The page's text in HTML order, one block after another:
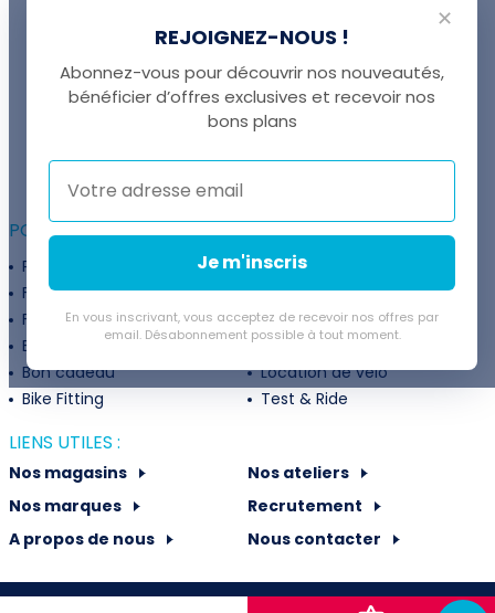
UNE QUESTION ?
+41 22 307 02 00
POUR ALLER PLUS LOIN :
Programme fidélité
Entreprises
Financement
Services
Flexibilité de paiement
Subventions
Extension de garantie
Politique de retour
Bon cadeau
Location de vélo
Bike Fitting
Test & Ride
LIENS UTILES :
Nos magasins
Nos ateliers
Nos marques
Recrutement
A propos de nous
Nous contacter
✕
REJOIGNEZ-NOUS !
Abonnez-vous pour découvrir nos nouveautés,
bénéficier d’offres exclusives et recevoir nos
bons plans
Je m'inscris
En vous inscrivant, vous acceptez de recevoir nos offres par
email. Désabonnement possible à tout moment.